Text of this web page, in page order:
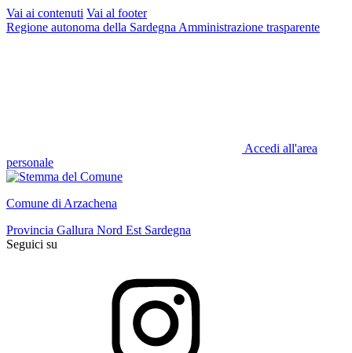
Vai ai contenuti Vai al footer
Regione autonoma della Sardegna Amministrazione trasparente
Accedi all'area
personale
Comune di Arzachena
Provincia Gallura Nord Est Sardegna
Seguici su